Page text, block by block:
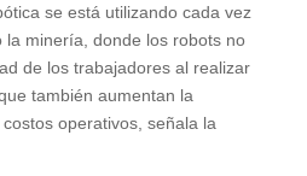
se está utilizando cada vez
la minería, donde los robots no
de los trabajadores al realizar
también aumentan la
operativos, señala la